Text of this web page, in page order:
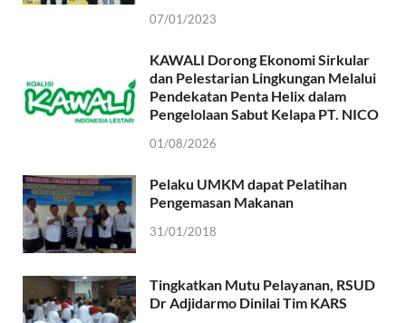
07/01/2023
KAWALI Dorong Ekonomi Sirkular
dan Pelestarian Lingkungan Melalui
Pendekatan Penta Helix dalam
Pengelolaan Sabut Kelapa PT. NICO
01/08/2026
Pelaku UMKM dapat Pelatihan
Pengemasan Makanan
31/01/2018
Tingkatkan Mutu Pelayanan, RSUD
Dr Adjidarmo Dinilai Tim KARS